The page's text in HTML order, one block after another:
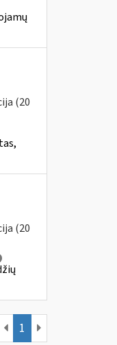
(20
(20
1